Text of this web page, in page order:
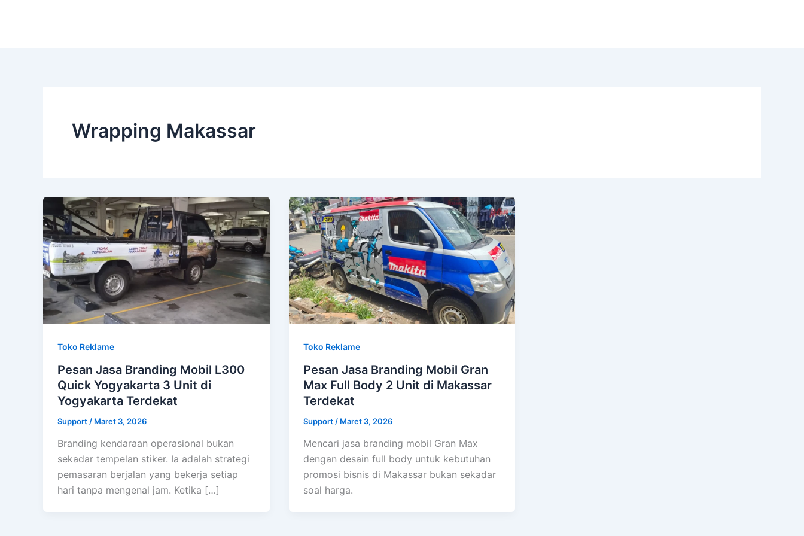
Wrapping Makassar
Toko Reklame
Pesan Jasa Branding Mobil L300
Quick Yogyakarta 3 Unit di
Yogyakarta Terdekat
Support / Maret 3, 2026
Branding kendaraan operasional bukan
sekadar tempelan stiker. Ia adalah strategi
pemasaran berjalan yang bekerja setiap
hari tanpa mengenal jam. Ketika […]
Toko Reklame
Pesan Jasa Branding Mobil Gran
Max Full Body 2 Unit di Makassar
Terdekat
Support / Maret 3, 2026
Mencari jasa branding mobil Gran Max
dengan desain full body untuk kebutuhan
promosi bisnis di Makassar bukan sekadar
soal harga.